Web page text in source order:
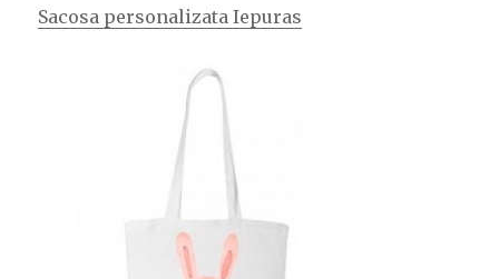
Sacosa personalizata Iepuras